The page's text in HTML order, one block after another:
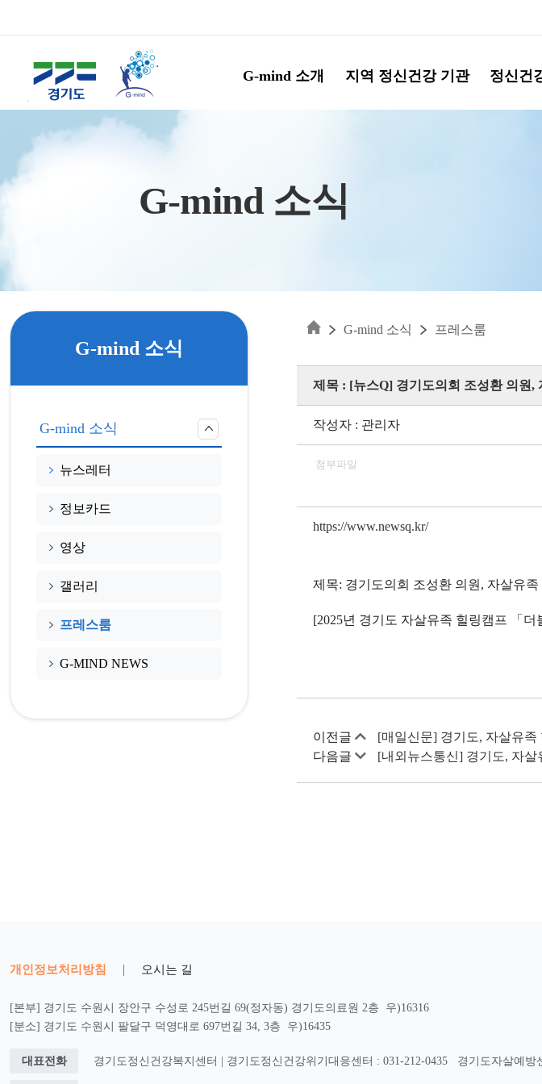
G-mind 소개 지역 정신건강 기관 정신건
G-mind 소식
G-mind 소식
G-mind 소식
뉴스레터
정보카드
영상
갤러리
프레스룸
G-MIND NEWS
G-mind 소식 프레스룸
제목 : [뉴스Q] 경기도의회 조성환 의원,
작성자 : 관리자
첨부파일
https://www.newsq.kr/
제목: 경기도의회 조성환 의원, 자살유
[2025년 경기도 자살유족 힐링캠프 「
이전글
[매일신문] 경기도, 자살유족
다음글
[내외뉴스통신] 경기도, 자살
개인정보처리방침 | 오시는 길
[본부] 경기도 수원시 장안구 수성로 245번길 69(정자동) 경기도의료원 2층 우)16316
[분소] 경기도 수원시 팔달구 덕영대로 697번길 34, 3층 우)16435
대표전화 경기도정신건강복지센터 | 경기도정신건강위기대응센터 : 031-212-0435 경기도자살예방